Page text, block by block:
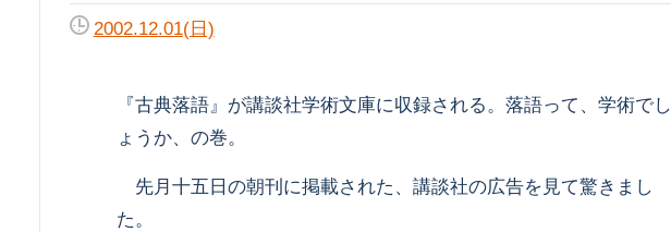
2002.12.01(日)
『古典落語』が講談社学術文庫に収録される。落語って、学術でし
ょうか、の巻。
先月十五日の朝刊に掲載された、講談社の広告を見て驚きまし
た。